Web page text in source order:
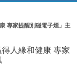
專家提醒別碰電子煙」主
得人緣和健康 專家